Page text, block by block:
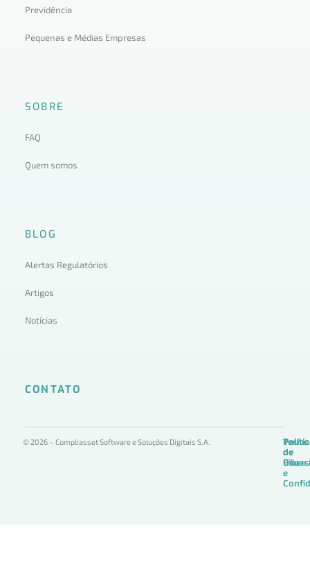
Previdência
Pequenas e Médias Empresas
SOBRE
FAQ
Quem somos
BLOG
Alertas Regulatórios
Artigos
Notícias
CONTATO
© 2026 – Compliasset Software e Soluções Digitais S.A.
de
Uso
de
de
e